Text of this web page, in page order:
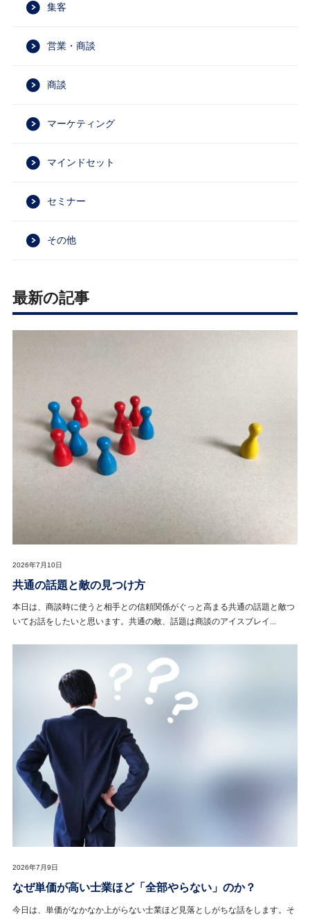
集客
営業・商談
商談
マーケティング
マインドセット
セミナー
その他
最新の記事
2026年7月10日
共通の話題と敵の見つけ方
本日は、商談時に使うと相手との信頼関係がぐっと高まる共通の話題と敵つ
いてお話をしたいと思います。共通の敵、話題は商談のアイスブレイ...
2026年7月9日
なぜ単価が高い士業ほど「全部やらない」のか？
今日は、単価がなかなか上がらない士業ほど見落としがちな話をします。そ